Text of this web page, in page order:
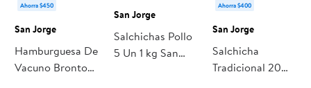
Ahorra $450
San Jorge
Hamburguesa De
Vacuno Bronto
San Jorge
Salchichas Pollo
5 Un 1 kg San
Ahorra $400
San Jorge
Salchicha
Tradicional 20